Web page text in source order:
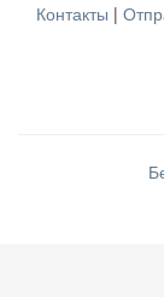
Контакты |